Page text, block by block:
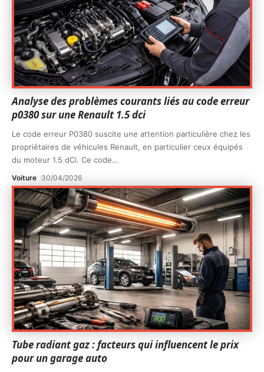
Analyse des problèmes courants liés au code erreur
p0380 sur une Renault 1.5 dci
Le code erreur P0380 suscite une attention particulière chez les
propriétaires de véhicules Renault, en particulier ceux équipés
du moteur 1.5 dCi. Ce code…
Voiture 30/04/2026
Tube radiant gaz : facteurs qui influencent le prix
pour un garage auto